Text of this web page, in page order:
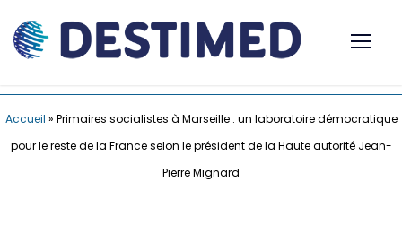
Accueil » Primaires socialistes à Marseille : un laboratoire démocratique
pour le reste de la France selon le président de la Haute autorité Jean-
Pierre Mignard